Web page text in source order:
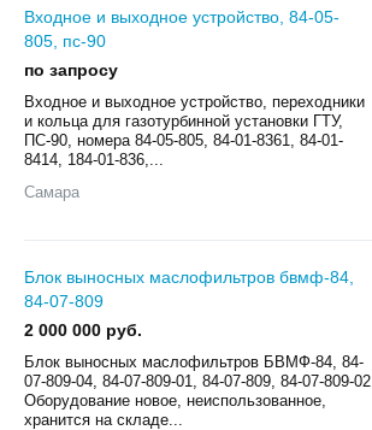
Входное и выходное устройство, 84-05-
805, пс-90
по запросу
Входное и выходное устройство, переходники
и кольца для газотурбинной установки ГТУ,
ПС-90, номера 84-05-805, 84-01-8361, 84-01-
8414, 184-01-836,...
Самара
Блок выносных маслофильтров бвмф-84,
84-07-809
2 000 000 руб.
Блок выносных маслофильтров БВМФ-84, 84-
07-809-04, 84-07-809-01, 84-07-809, 84-07-809-02.
Оборудование новое, неиспользованное,
хранится на складе...